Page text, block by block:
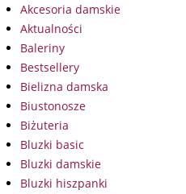
Akcesoria damskie
Aktualności
Baleriny
Bestsellery
Bielizna damska
Biustonosze
Biżuteria
Bluzki basic
Bluzki damskie
Bluzki hiszpanki